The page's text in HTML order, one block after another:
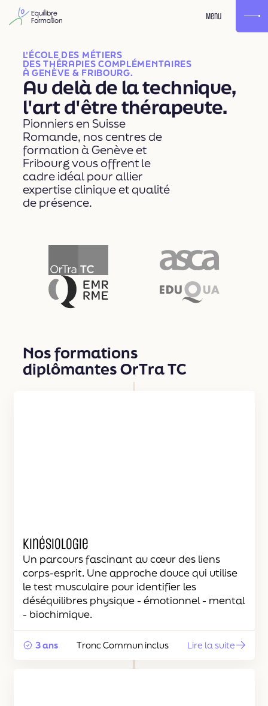
Menu
L'ÉCOLE DES MÉTIERS
DES THÉRAPIES COMPLÉMENTAIRES
À GENÈVE & FRIBOURG.
Au delà de la technique,
l'art d'être thérapeute.
Pionniers en Suisse
Romande, nos centres de
formation à Genève et
Fribourg vous offrent le
cadre idéal pour allier
expertise clinique et qualité
de présence.
ASCA
EDUQUA
Nos formations
diplômantes OrTra TC
Kinésiologie
Un parcours fascinant au cœur des liens
corps-esprit. Une approche douce qui utilise
le test musculaire pour identifier les
déséquilibres physique - émotionnel - mental
- biochimique.
3 ans Tronc Commun inclus Lire la suite